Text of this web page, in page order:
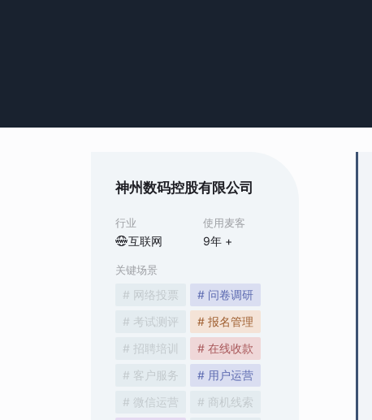
神州数码控股有限公司
行业
互联网
使用麦客
9年 +
关键场景
# 网络投票
# 问卷调研
# 考试测评
# 报名管理
# 招聘培训
# 在线收款
# 客户服务
# 用户运营
# 微信运营
# 商机线索